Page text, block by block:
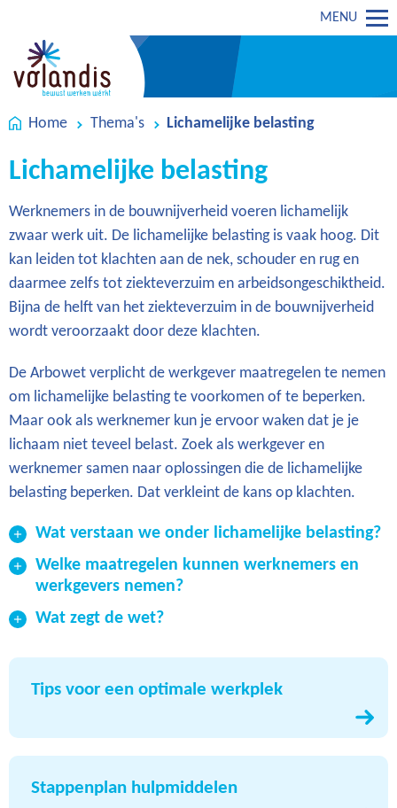
MENU
Home Thema's Lichamelijke belasting
Lichamelijke belasting
Werknemers in de bouwnijverheid voeren lichamelijk
zwaar werk uit. De lichamelijke belasting is vaak hoog. Dit
kan leiden tot klachten aan de nek, schouder en rug en
daarmee zelfs tot ziekteverzuim en arbeidsongeschiktheid.
Bijna de helft van het ziekteverzuim in de bouwnijverheid
wordt veroorzaakt door deze klachten.
De Arbowet verplicht de werkgever maatregelen te nemen
om lichamelijke belasting te voorkomen of te beperken.
Maar ook als werknemer kun je ervoor waken dat je je
lichaam niet teveel belast. Zoek als werkgever en
werknemer samen naar oplossingen die de lichamelijke
belasting beperken. Dat verkleint de kans op klachten.
Wat verstaan we onder lichamelijke belasting?
Welke maatregelen kunnen werknemers en
werkgevers nemen?
Wat zegt de wet?
Tips voor een optimale werkplek
Stappenplan hulpmiddelen